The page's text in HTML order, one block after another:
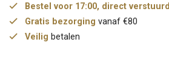
Bestel voor 17:00, direct verstuurd
Gratis bezorging vanaf €80
Veilig betalen